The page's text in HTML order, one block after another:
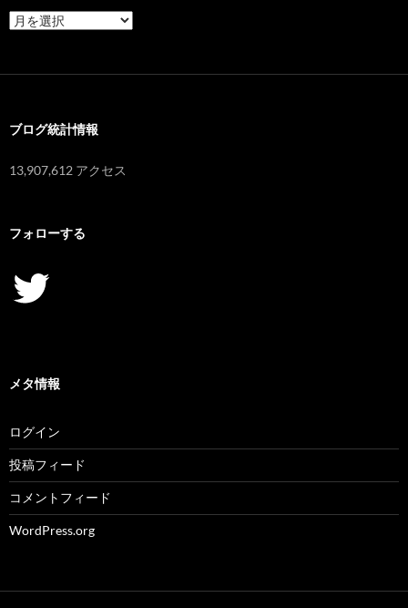
ア
ー
ブログ統計情報
13,907,612 アクセス
フォローする
Twitter
メタ情報
ログイン
投稿フィード
コメントフィード
WordPress.org